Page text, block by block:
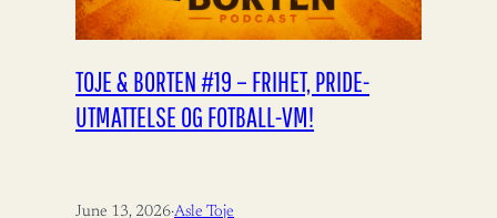
TOJE & BORTEN #19 – FRIHET, PRIDE-
UTMATTELSE OG FOTBALL-VM!
June 13, 2026·Asle Toje